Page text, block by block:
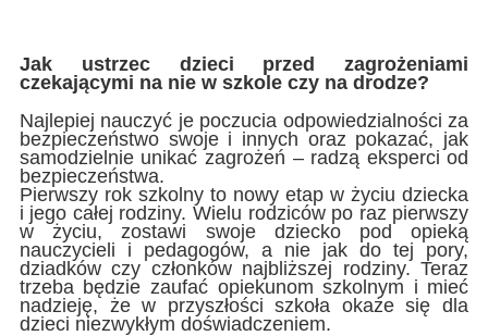
Jak ustrzec dzieci przed zagrożeniami
czekającymi na nie w szkole czy na drodze?
Najlepiej nauczyć je poczucia odpowiedzialności za
bezpieczeństwo swoje i innych oraz pokazać, jak
samodzielnie unikać zagrożeń – radzą eksperci od
bezpieczeństwa.
Pierwszy rok szkolny to nowy etap w życiu dziecka
i jego całej rodziny. Wielu rodziców po raz pierwszy
w życiu, zostawi swoje dziecko pod opieką
nauczycieli i pedagogów, a nie jak do tej pory,
dziadków czy członków najbliższej rodziny. Teraz
trzeba będzie zaufać opiekunom szkolnym i mieć
nadzieję, że w przyszłości szkoła okaże się dla
dzieci niezwykłym doświadczeniem.